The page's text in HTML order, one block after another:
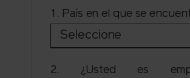
1. País en el que se
Seleccione
2. ¿Usted es